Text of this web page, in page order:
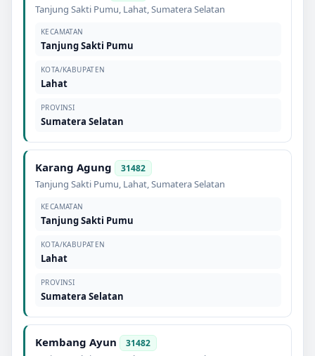
Tanjung Sakti Pumu, Lahat,Sumatera Selatan
KECAMATAN
Tanjung Sakti Pumu
KOTA/KABUPATEN
Lahat
PROVINSI
Sumatera Selatan
Karang Agung 31482
Tanjung Sakti Pumu, Lahat,Sumatera Selatan
KECAMATAN
Tanjung Sakti Pumu
KOTA/KABUPATEN
Lahat
PROVINSI
Sumatera Selatan
Kembang Ayun 31482